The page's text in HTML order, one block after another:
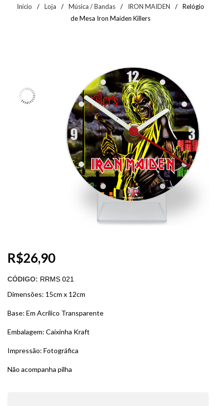
Início / Loja / Música / Bandas / IRON MAIDEN /
Relógio
de Mesa Iron Maiden Killers
R$26,90
CÓDIGO: RRMS 021
Dimensões: 15cm x 12cm
Base: Em Acrílico Transparente
Embalagem: Caixinha Kraft
Impressão: Fotográfica
Não acompanha pilha